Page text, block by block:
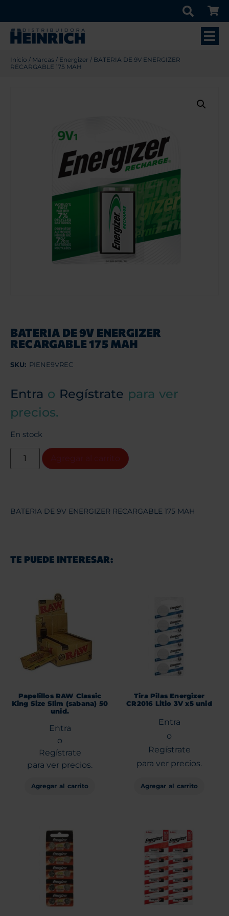
Inicio / Marcas / Energizer / BATERIA DE 9V ENERGIZER
RECARGABLE 175 MAH
BATERIA DE 9V ENERGIZER
RECARGABLE 175 MAH
SKU: PIENE9VREC
Entra o Regístrate para ver
precios.
En stock
BATERIA DE 9V ENERGIZER RECARGABLE 175 MAH
TE PUEDE INTERESAR:
Papelillos RAW Classic
King Size Slim (sabana) 50
unid.
Entra
o
Regístrate
para ver precios.
Agregar al carrito
Tira Pilas Energizer
CR2016 Litio 3V x5 unid
Entra
o
Regístrate
para ver precios.
Agregar al carrito